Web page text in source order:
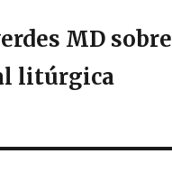
MD sobre
litúrgica